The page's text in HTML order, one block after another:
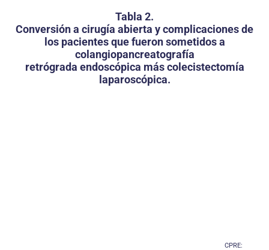
Tabla 2.
Conversión a cirugía abierta y complicaciones de
los pacientes que fueron sometidos a
colangiopancreatografía
retrógrada endoscópica más colecistectomía
laparoscópica.
CPRE: